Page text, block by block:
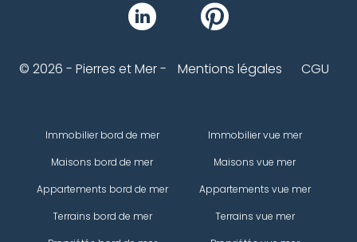
© 2026 - Pierres et Mer - Mentions légales CGU
Immobilier bord de mer
Maisons bord de mer
Appartements bord de mer
Terrains bord de mer
Immobilier vue mer
Maisons vue mer
Appartements vue mer
Terrains vue mer